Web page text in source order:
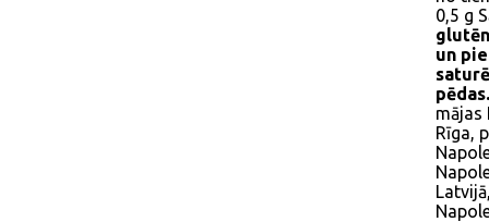
0,5 g
un
pēdas.
mājas
Rīga,